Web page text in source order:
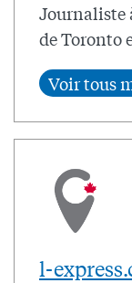
Journaliste
de Toronto
l-